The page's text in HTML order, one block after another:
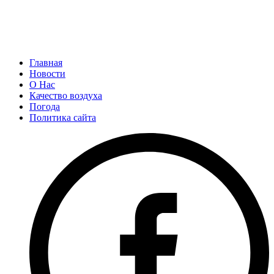
Главная
Новости
О Нас
Качество воздуха
Погода
Политика сайта